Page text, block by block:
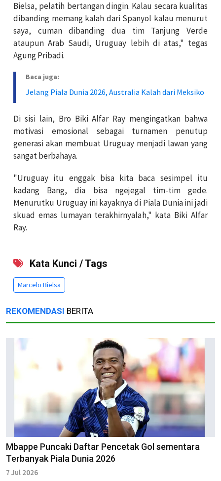
Bielsa, pelatih bertangan dingin. Kalau secara kualitas
dibanding memang kalah dari Spanyol kalau menurut
saya, cuman dibanding dua tim Tanjung Verde
ataupun Arab Saudi, Uruguay lebih di atas," tegas
Agung Pribadi.
Baca juga:
Jelang Piala Dunia 2026, Australia Kalah dari Meksiko
Di sisi lain, Bro Biki Alfar Ray mengingatkan bahwa
motivasi emosional sebagai turnamen penutup
generasi akan membuat Uruguay menjadi lawan yang
sangat berbahaya.
"Uruguay itu enggak bisa kita baca sesimpel itu
kadang Bang, dia bisa ngejegal tim-tim gede.
Menurutku Uruguay ini kayaknya di Piala Dunia ini jadi
skuad emas lumayan terakhirnyalah," kata Biki Alfar
Ray.
Kata Kunci / Tags
Marcelo Bielsa
REKOMENDASI BERITA
Mbappe Puncaki Daftar Pencetak Gol sementara
Terbanyak Piala Dunia 2026
7 Jul 2026